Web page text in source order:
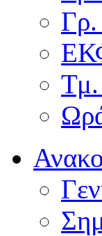
Γρ.
Τμ.